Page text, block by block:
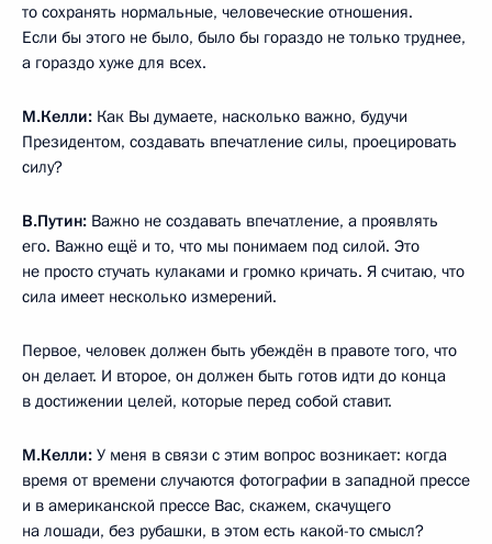
то сохранять нормальные, человеческие отношения.
Если бы этого не было, было бы гораздо не только труднее,
а гораздо хуже для всех.
М.Келли: Как Вы думаете, насколько важно, будучи
Президентом, создавать впечатление силы, проецировать
силу?
В.Путин: Важно не создавать впечатление, а проявлять
его. Важно ещё и то, что мы понимаем под силой. Это
не просто стучать кулаками и громко кричать. Я считаю, что
сила имеет несколько измерений.
Первое, человек должен быть убеждён в правоте того, что
он делает. И второе, он должен быть готов идти до конца
в достижении целей, которые перед собой ставит.
М.Келли: У меня в связи с этим вопрос возникает: когда
время от времени случаются фотографии в западной прессе
и в американской прессе Вас, скажем, скачущего
на лошади, без рубашки, в этом есть какой-то смысл?